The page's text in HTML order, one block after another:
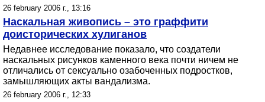
26 february 2006 г., 13:16
Наскальная живопись – это граффити
доисторических хулиганов
Недавнее исследование показало, что создатели
наскальных рисунков каменного века почти ничем не
отличались от сексуально озабоченных подростков,
замышляющих акты вандализма.
26 february 2006 г., 12:33